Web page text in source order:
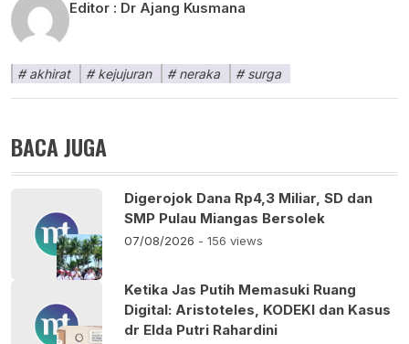
Editor : Dr Ajang Kusmana
akhirat kejujuran neraka surga
BACA JUGA
Digerojok Dana Rp4,3 Miliar, SD dan
SMP Pulau Miangas Bersolek
07/08/2026 - 156 views
Ketika Jas Putih Memasuki Ruang
Digital: Aristoteles, KODEKI dan Kasus
dr Elda Putri Rahardini